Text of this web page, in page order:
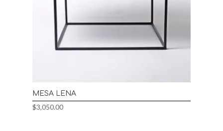
MESA LENA
$3,050.00